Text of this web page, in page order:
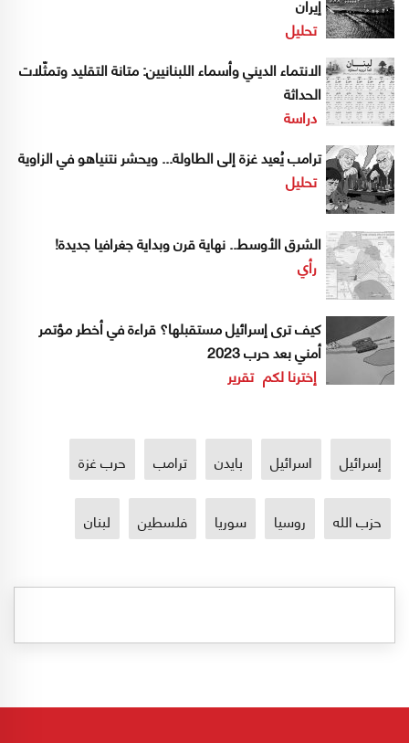
تحليل
الانتماء الديني وأسماء اللبنانيين: متانة التقليد وتمثّلات
الحداثة
دراسة
ترامب يُعيد غزة إلى الطاولة... ويحشر نتنياهو في الزاوية
تحليل
الشرق الأوسط.. نهاية قرن وبداية جغرافيا جديدة!
رأي
كيف ترى إسرائيل مستقبلها؟ قراءة في أخطر مؤتمر
أمني بعد حرب 2023
إخترنا لكم تقرير
إسرائيل اسرائيل بايدن ترامب حرب غزة
حزب الله روسيا سوريا فلسطين لبنان